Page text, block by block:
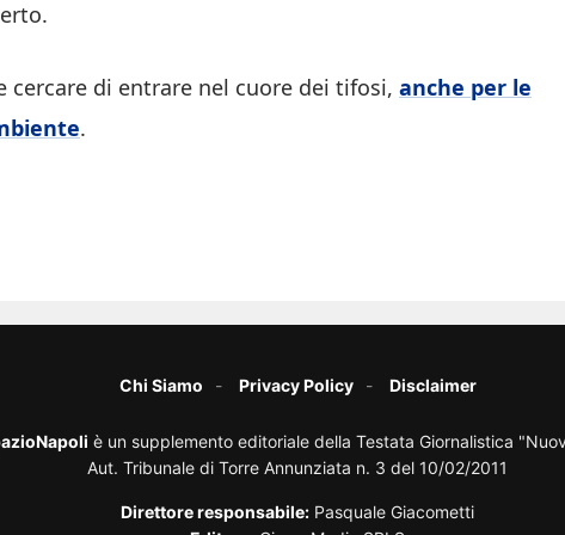
cercare di entrare nel cuore dei tifosi, anche per le
.
Chi Siamo Privacy Policy Disclaimer
è un supplemento editoriale della Testata Giornalistica
Aut. Tribunale di Torre Annunziata n. 3 del 10/02/2011
Direttore responsabile: Pasquale Giacometti